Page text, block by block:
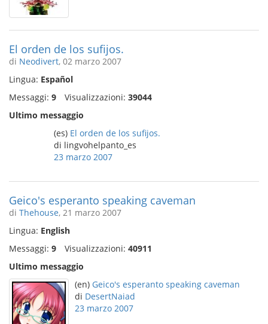
El orden de los sufijos.
di Neodivert, 02 marzo 2007
Lingua: Español
Messaggi: 9 Visualizzazioni: 39044
Ultimo messaggio
(es) El orden de los sufijos.
di lingvohelpanto_es
23 marzo 2007
Geico's esperanto speaking caveman
di Thehouse, 21 marzo 2007
Lingua: English
Messaggi: 9 Visualizzazioni: 40911
Ultimo messaggio
(en) Geico's esperanto speaking caveman
di DesertNaiad
23 marzo 2007